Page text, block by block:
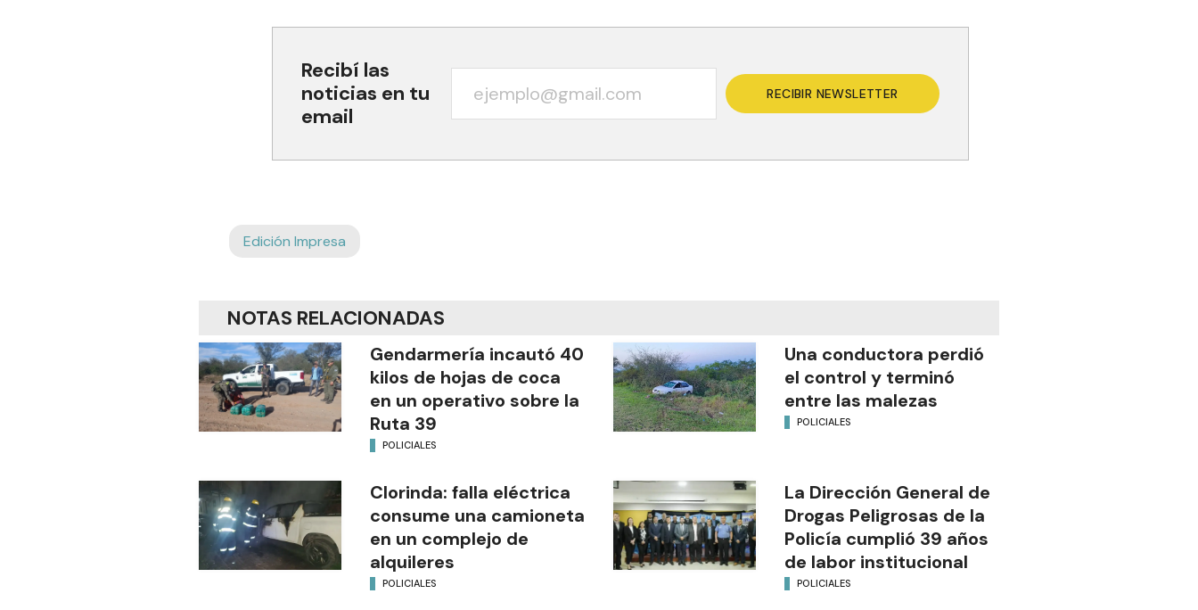
Recibí las
noticias en tu
email
RECIBIR NEWSLETTER
Edición Impresa
NOTAS RELACIONADAS
Gendarmería incautó 40
kilos de hojas de coca
en un operativo sobre la
Ruta 39
POLICIALES
Una conductora perdió
el control y terminó
entre las malezas
POLICIALES
Clorinda: falla eléctrica
consume una camioneta
en un complejo de
alquileres
POLICIALES
La Dirección General de
Drogas Peligrosas de la
Policía cumplió 39 años
de labor institucional
POLICIALES